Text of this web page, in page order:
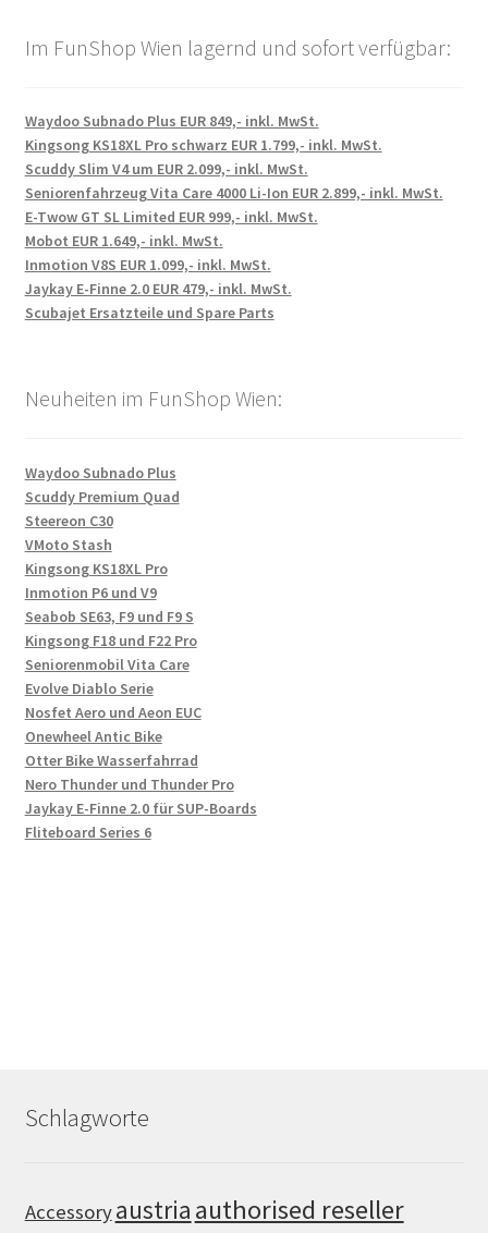
Im FunShop Wien lagernd und sofort verfügbar:
Waydoo Subnado Plus EUR 849,- inkl. MwSt.
Kingsong KS18XL Pro schwarz EUR 1.799,- inkl. MwSt.
Scuddy Slim V4 um EUR 2.099,- inkl. MwSt.
Seniorenfahrzeug Vita Care 4000 Li-Ion EUR 2.899,- inkl. MwSt.
E-Twow GT SL Limited EUR 999,- inkl. MwSt.
Mobot EUR 1.649,- inkl. MwSt.
Inmotion V8S EUR 1.099,- inkl. MwSt.
Jaykay E-Finne 2.0 EUR 479,- inkl. MwSt.
Scubajet Ersatzteile und Spare Parts
Neuheiten im FunShop Wien:
Waydoo Subnado Plus
Scuddy Premium Quad
Steereon C30
VMoto Stash
Kingsong KS18XL Pro
Inmotion P6 und V9
Seabob SE63, F9 und F9 S
Kingsong F18 und F22 Pro
Seniorenmobil Vita Care
Evolve Diablo Serie
Nosfet Aero und Aeon EUC
Onewheel Antic Bike
Otter Bike Wasserfahrrad
Nero Thunder und Thunder Pro
Jaykay E-Finne 2.0 für SUP-Boards
Fliteboard Series 6
Schlagworte
Accessoryaustria authorised reseller